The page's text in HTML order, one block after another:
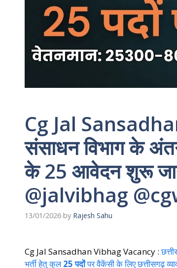
Cg Jal
संसाधन विभाग के
के 25 आवेदन शुरू
@jalvibhag
13/01/2026 by Rajesh Sahu
Cg Jal Sansadhan Vibhag Vacancy :
भर्ती हेतु कुल25 पदोंपर वैकेंसी के लिए छत्तीसगढ़